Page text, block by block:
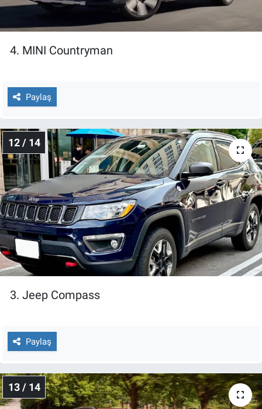
4. MINI Countryman
Paylaş
12 / 14
3. Jeep Compass
Paylaş
13 / 14